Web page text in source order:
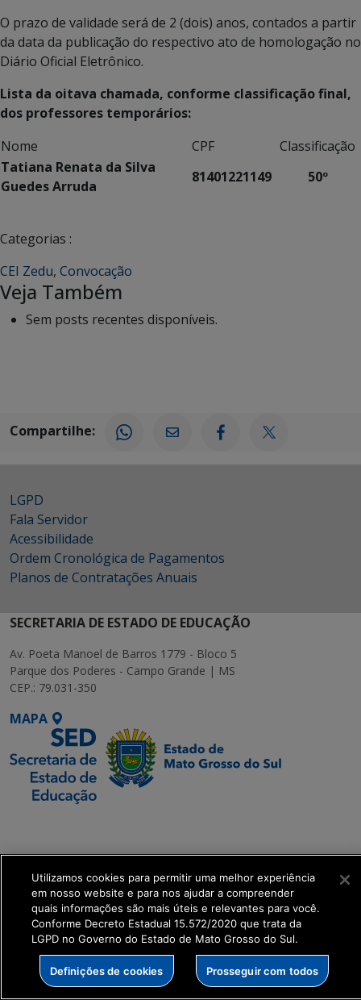
O prazo de validade será de 2 (dois) anos, contados a partir
da data da publicação do respectivo ato de homologação no
Diário Oficial Eletrônico.
Lista da oitava chamada, conforme classificação final,
dos professores temporários:
Nome
CPF
Classificação
Tatiana Renata da Silva
Guedes Arruda
81401221149 50º
Categorias :
CEI Zedu, Convocação
Veja Também
Sem posts recentes disponíveis.
Compartilhe:
LGPD
Fala Servidor
Acessibilidade
Ordem Cronológica de Pagamentos
Planos de Contratações Anuais
SECRETARIA DE ESTADO DE EDUCAÇÃO
Av. Poeta Manoel de Barros 1779 - Bloco 5
Parque dos Poderes - Campo Grande | MS
CEP.: 79.031-350
MAPA
get_footer();
Utilizamos cookies para permitir uma melhor experiência
em nosso website e para nos ajudar a compreender
quais informações são mais úteis e relevantes para você.
Conforme Decreto Estadual 15.572/2020 que trata da
LGPD no Governo do Estado de Mato Grosso do Sul.
Definições de cookies Prosseguir com todos